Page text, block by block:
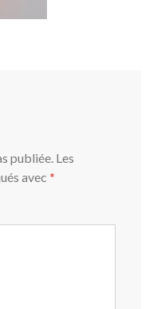
publiée. Les
avec *